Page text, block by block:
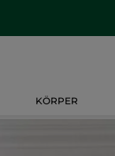
KÖRPER